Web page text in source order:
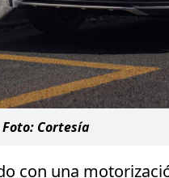
Foto: Cortesía
con una